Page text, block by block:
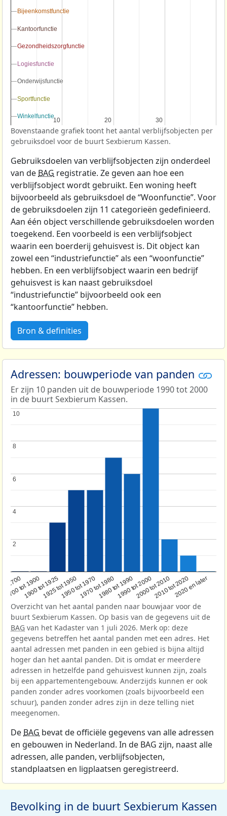
10
10 20
20 30
30
Bijeenkomstfunctie
Bijeenkomstfunctie
Kantoorfunctie
Kantoorfunctie
Gezondheidszorgfunctie
Gezondheidszorgfunctie
Logiesfunctie
Logiesfunctie
Onderwijsfunctie
Onderwijsfunctie
Sportfunctie
Sportfunctie
Winkelfunctie
Winkelfunctie
Bovenstaande grafiek toont het aantal verblijfsobjecten per
gebruiksdoel voor de buurt Sexbierum Kassen.
Gebruiksdoelen van verblijfsobjecten zijn onderdeel
van de BAG registratie. Ze geven aan hoe een
verblijfsobject wordt gebruikt. Een woning heeft
bijvoorbeeld als gebruiksdoel de “Woonfunctie”. Voor
de gebruiksdoelen zijn 11 categorieën gedefinieerd.
Aan één object verschillende gebruiksdoelen worden
toegekend. Een voorbeeld is een verblijfsobject
waarin een boerderij gehuisvest is. Dit object kan
zowel een “industriefunctie” als een “woonfunctie”
hebben. En een verblijfsobject waarin een bedrijf
gehuisvest is kan naast gebruiksdoel
“industriefunctie” bijvoorbeeld ook een
“kantoorfunctie” hebben.
Bron & definities
Adressen: bouwperiode van panden
Er zijn 10 panden uit de bouwperiode 1990 tot 2000
in de buurt Sexbierum Kassen.
1700
1700 tot 1900
1900 tot 19251925 tot 19501950 tot 19701970 tot 19801980 tot 19901990 tot 20002000 tot 20102010 tot 20202020 en later
2
2
4
4
6
6
8
8
10
10
Overzicht van het aantal panden naar bouwjaar voor de
buurt Sexbierum Kassen. Op basis van de gegevens uit de
BAG van het Kadaster van 1 juli 2026. Merk op: deze
gegevens betreffen het aantal panden met een adres. Het
aantal adressen met panden in een gebied is bijna altijd
hoger dan het aantal panden. Dit is omdat er meerdere
adressen in hetzelfde pand gehuisvest kunnen zijn, zoals
bij een appartementengebouw. Anderzijds kunnen er ook
panden zonder adres voorkomen (zoals bijvoorbeeld een
schuur), panden zonder adres zijn in deze telling niet
meegenomen.
De BAG bevat de officiële gegevens van alle adressen
en gebouwen in Nederland. In de BAG zijn, naast alle
adressen, alle panden, verblijfsobjecten,
standplaatsen en ligplaatsen geregistreerd.
Bevolking in de buurt Sexbierum Kassen